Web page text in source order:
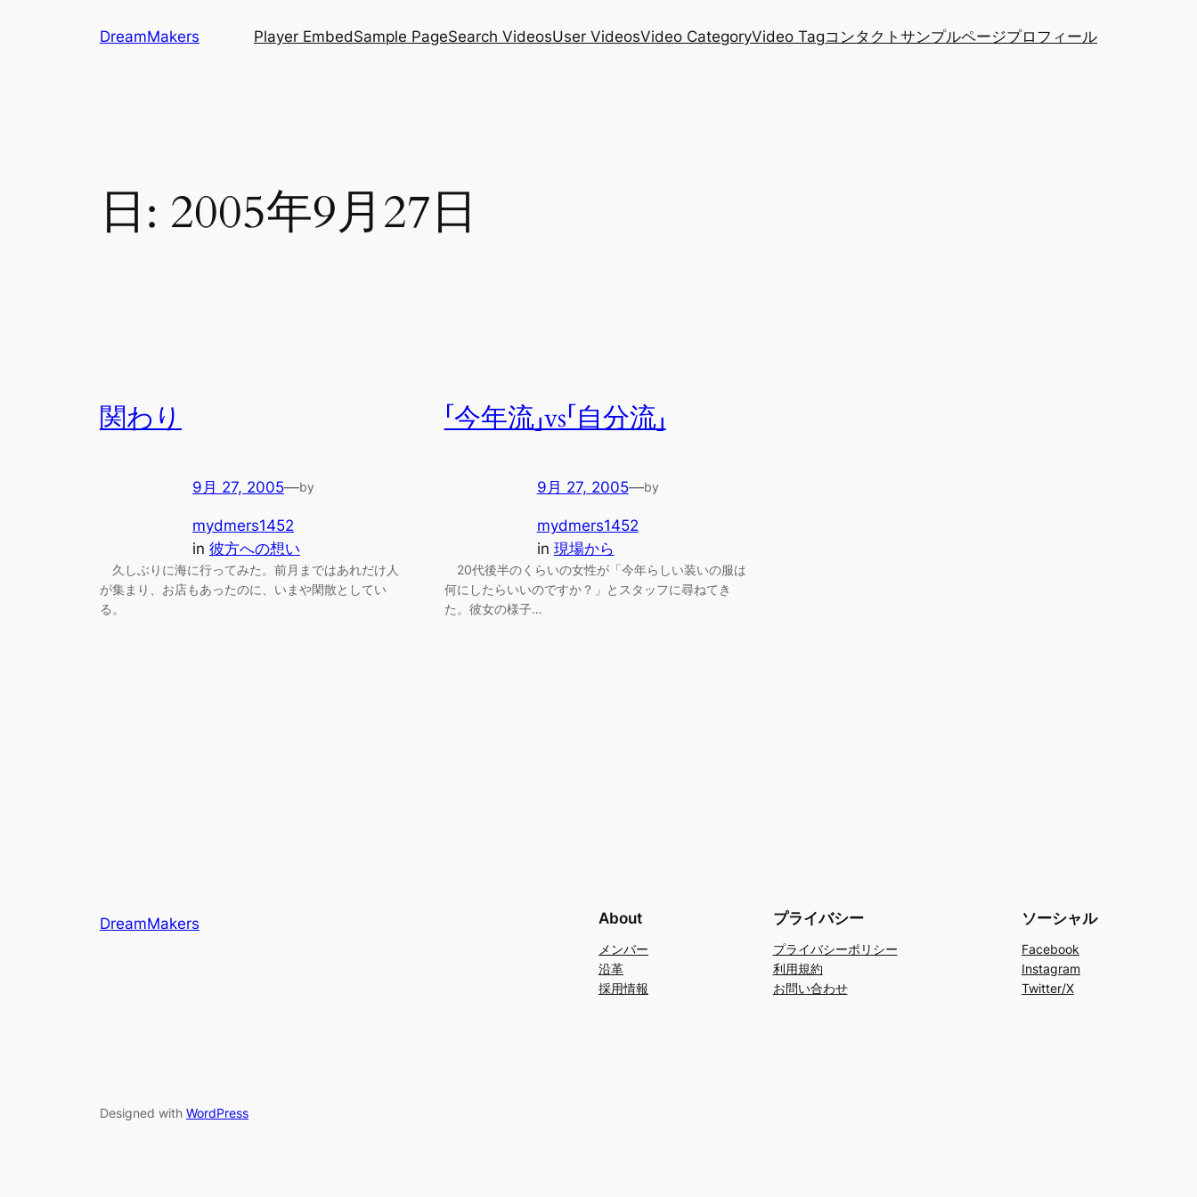
DreamMakers Player EmbedSample PageSearch VideosUser VideosVideo CategoryVideo Tagコンタクト サンプルページプロフィール
日: 2005年9月27日
関わり
9月 27, 2005—by
mydmers1452
in 彼方への想い
久しぶりに海に行ってみた。前月まではあれだけ人
が集まり、お店もあったのに、いまや閑散としてい
る。
「今年流」vs「自分流」
9月 27, 2005—by
mydmers1452
in 現場から
20代後半のくらいの女性が「今年らしい装いの服は
何にしたらいいのですか？」とスタッフに尋ねてき
た。彼女の様子…
DreamMakers About
メンバー
沿革
採用情報
プライバシー
プライバシーポリシー
利用規約
お問い合わせ
ソーシャル
Facebook
Instagram
Twitter/X
Designed with WordPress